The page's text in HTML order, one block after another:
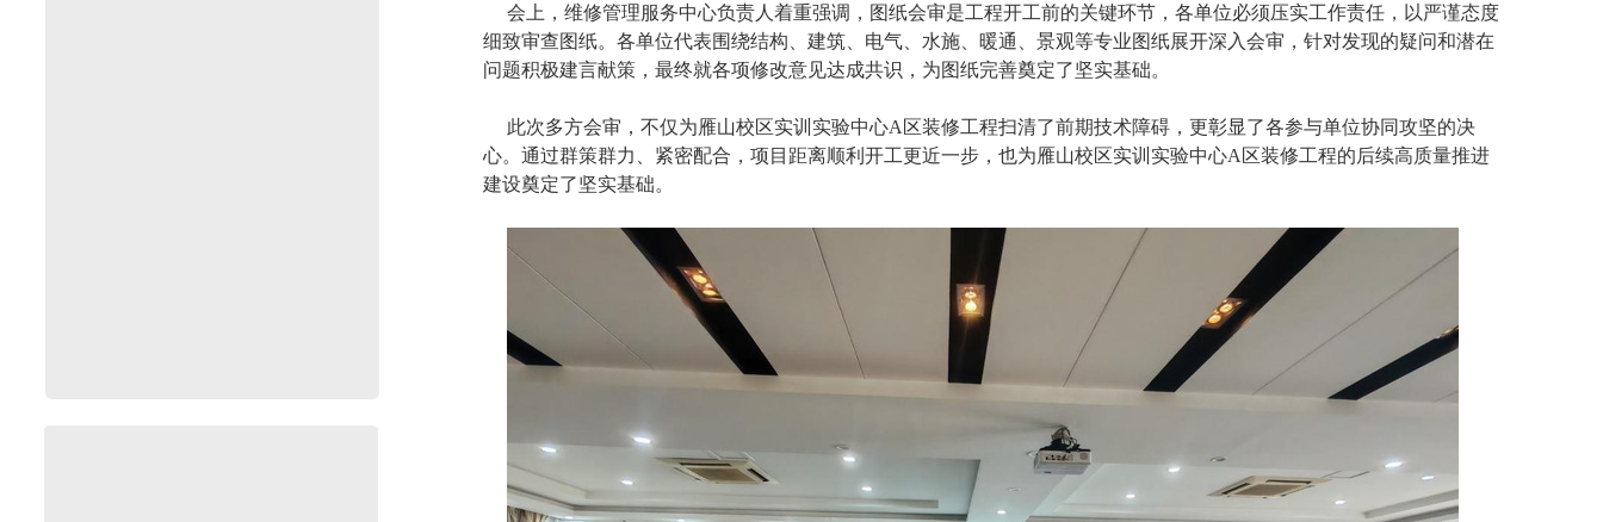
会上，维修管理服务中心负责人着重强调，图纸会审是工程开工前的关键环节，各单位必须压实工作责任，以严谨态度
细致审查图纸。各单位代表围绕结构、建筑、电气、水施、暖通、景观等专业图纸展开深入会审，针对发现的疑问和潜在
问题积极建言献策，最终就各项修改意见达成共识，为图纸完善奠定了坚实基础。
此次多方会审，不仅为雁山校区实训实验中心A区装修工程扫清了前期技术障碍，更彰显了各参与单位协同攻坚的决
心。通过群策群力、紧密配合，项目距离顺利开工更近一步，也为雁山校区实训实验中心A区装修工程的后续高质量推进
建设奠定了坚实基础。